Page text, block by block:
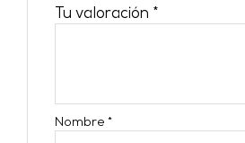
Tu valoración *
Nombre*